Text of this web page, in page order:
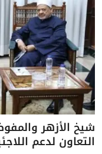
شيخ الأزهر
التعاون لدعم